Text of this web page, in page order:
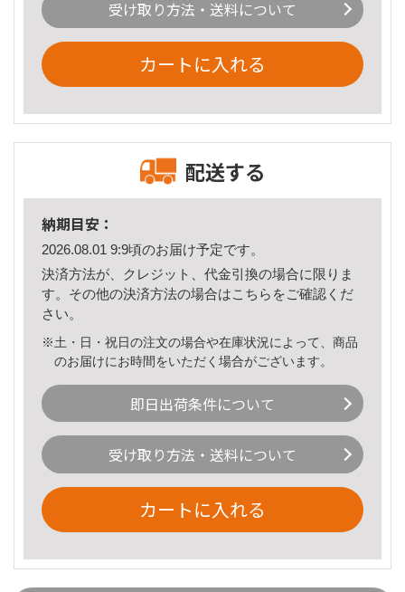
受け取り方法・送料について
カートに入れる
配送する
納期目安：
2026.08.01 9:9頃のお届け予定です。
決済方法が、クレジット、代金引換の場合に限りま
す。その他の決済方法の場合はこちら をご確認くだ
さい。
※土・日・祝日の注文の場合や在庫状況によって、商品
のお届けにお時間をいただく場合がございます。
即日出荷条件について
受け取り方法・送料について
カートに入れる